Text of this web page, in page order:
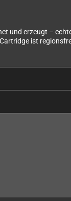
und erzeugt –
ist